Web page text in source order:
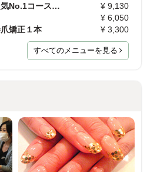
全てのお客様ご利用可【人気No.1コース】トレンドア…
¥ 9,130
¥ 6,050
矯正１本
¥ 3,300
すべてのメニューを見る